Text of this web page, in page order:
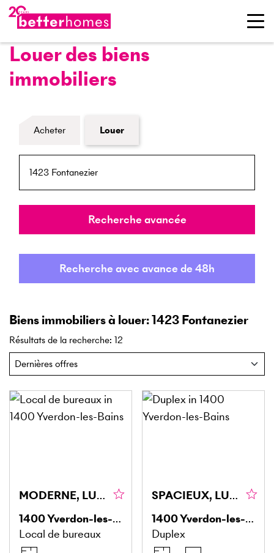
Louer des biens
immobiliers
Formulaire de recherche de biens
Acheter Louer
Rayon
Recherche avancée
Recherche avec avance de 48h
Biens immobiliers à louer: 1423 Fontanezier
Résultats de la recherche: 12
MODERNE, LUMINEUX, ACCESSIBLE
1400Yverdon-les-Bains
Local de bureaux
SPACIEUX, LUMINEUX ET MORDERNE
1400Yverdon-les-Bains
Duplex